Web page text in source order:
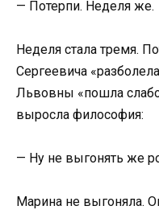
— Потерпи. Неделя же.
Неделя стала тремя.
Сергеевича
Львовны «пошла
выросла философия:
— Ну не выгонять же
Марина не выгоняла.